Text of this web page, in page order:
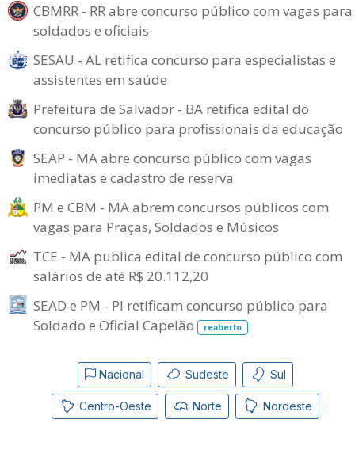
CBMRR - RR abre concurso público com vagas para
soldados e oficiais
SESAU - AL retifica concurso para especialistas e
assistentes em saúde
Prefeitura de Salvador - BA retifica edital do
concurso público para profissionais da educação
SEAP - MA abre concurso público com vagas
imediatas e cadastro de reserva
PM e CBM - MA abrem concursos públicos com
vagas para Praças, Soldados e Músicos
TCE - MA publica edital de concurso público com
salários de até R$ 20.112,20
SEAD e PM - PI retificam concurso público para
Soldado e Oficial Capelão
reaberto
Nacional Sudeste Sul
Centro-Oeste Norte Nordeste